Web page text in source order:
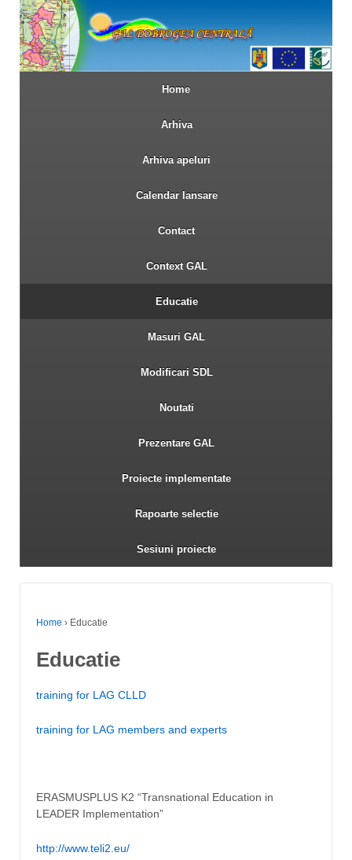
Home
Arhiva
Arhiva apeluri
Calendar lansare
Contact
Context GAL
Educatie
Masuri GAL
Modificari SDL
Noutati
Prezentare GAL
Proiecte implementate
Rapoarte selectie
Sesiuni proiecte
Home › Educatie
Educatie
training for LAG CLLD
training for LAG members and experts
ERASMUSPLUS K2 “Transnational Education in
LEADER Implementation”
http://www.teli2.eu/